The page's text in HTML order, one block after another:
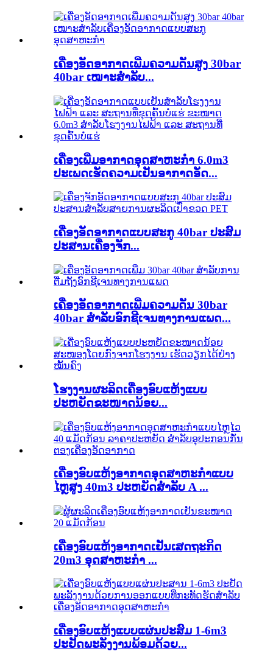
ເຄື່ອງອັດອາກາດເພີ່ມຄວາມດັນສູງ 30bar
40bar ເໝາະສຳລັບ...
ເຄື່ອງເພີ່ມອາກາດອຸດສາຫະກຳ 6.0m3
ປະເພດເຮັດຄວາມເຢັນອາກາດອັດ...
ເຄື່ອງອັດອາກາດແບບສະກູ 40bar ປະສົມ
ປະສານເຄື່ອງຈັກ...
ເຄື່ອງອັດອາກາດເພີ່ມຄວາມດັນ 30bar
40bar ສຳລັບອົກຊີເຈນທາງການແພດ...
ໂຮງງານຜະລິດເຄື່ອງອົບແຫ້ງແບບ
ປະຫຍັດຂະໜາດນ້ອຍ...
ເຄື່ອງອົບແຫ້ງອາກາດອຸດສາຫະກໍາແບບ
ໄຫຼສູງ 40m3 ປະຫຍັດສໍາລັບ A ...
ເຄື່ອງອົບແຫ້ງອາກາດເຢັນເສດຖະກິດ
20m3 ອຸດສາຫະກໍາ ...
ເຄື່ອງອົບແຫ້ງແບບແຜ່ນປະສົມ 1-6m3
ປະຢັດພະລັງງານພ້ອມດ້ວຍ...